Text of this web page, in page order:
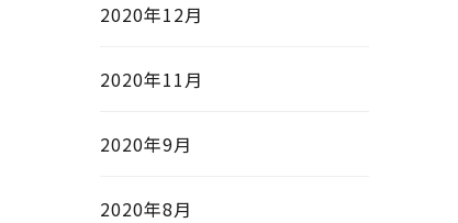
2020年12月
2020年11月
2020年9月
2020年8月